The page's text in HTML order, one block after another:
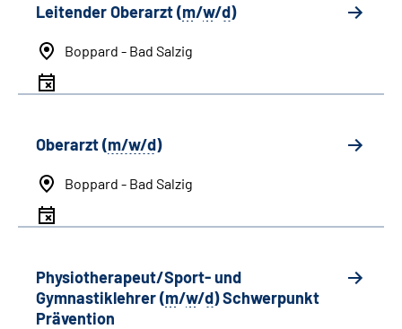
Leitender Oberarzt (m/w/d)
Boppard - Bad Salzig
Oberarzt (m/w/d)
Boppard - Bad Salzig
Physiotherapeut/Sport- und
Gymnastiklehrer (m/w/d) Schwerpunkt
Prävention